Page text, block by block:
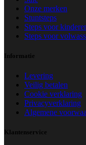
Onze merken
Stuntsteps
Steps voor
Steps voor
Informatie
Levering
Veilig betalen
Cookie verklaring
Privacyverklaring
Algemene
Klantenservice